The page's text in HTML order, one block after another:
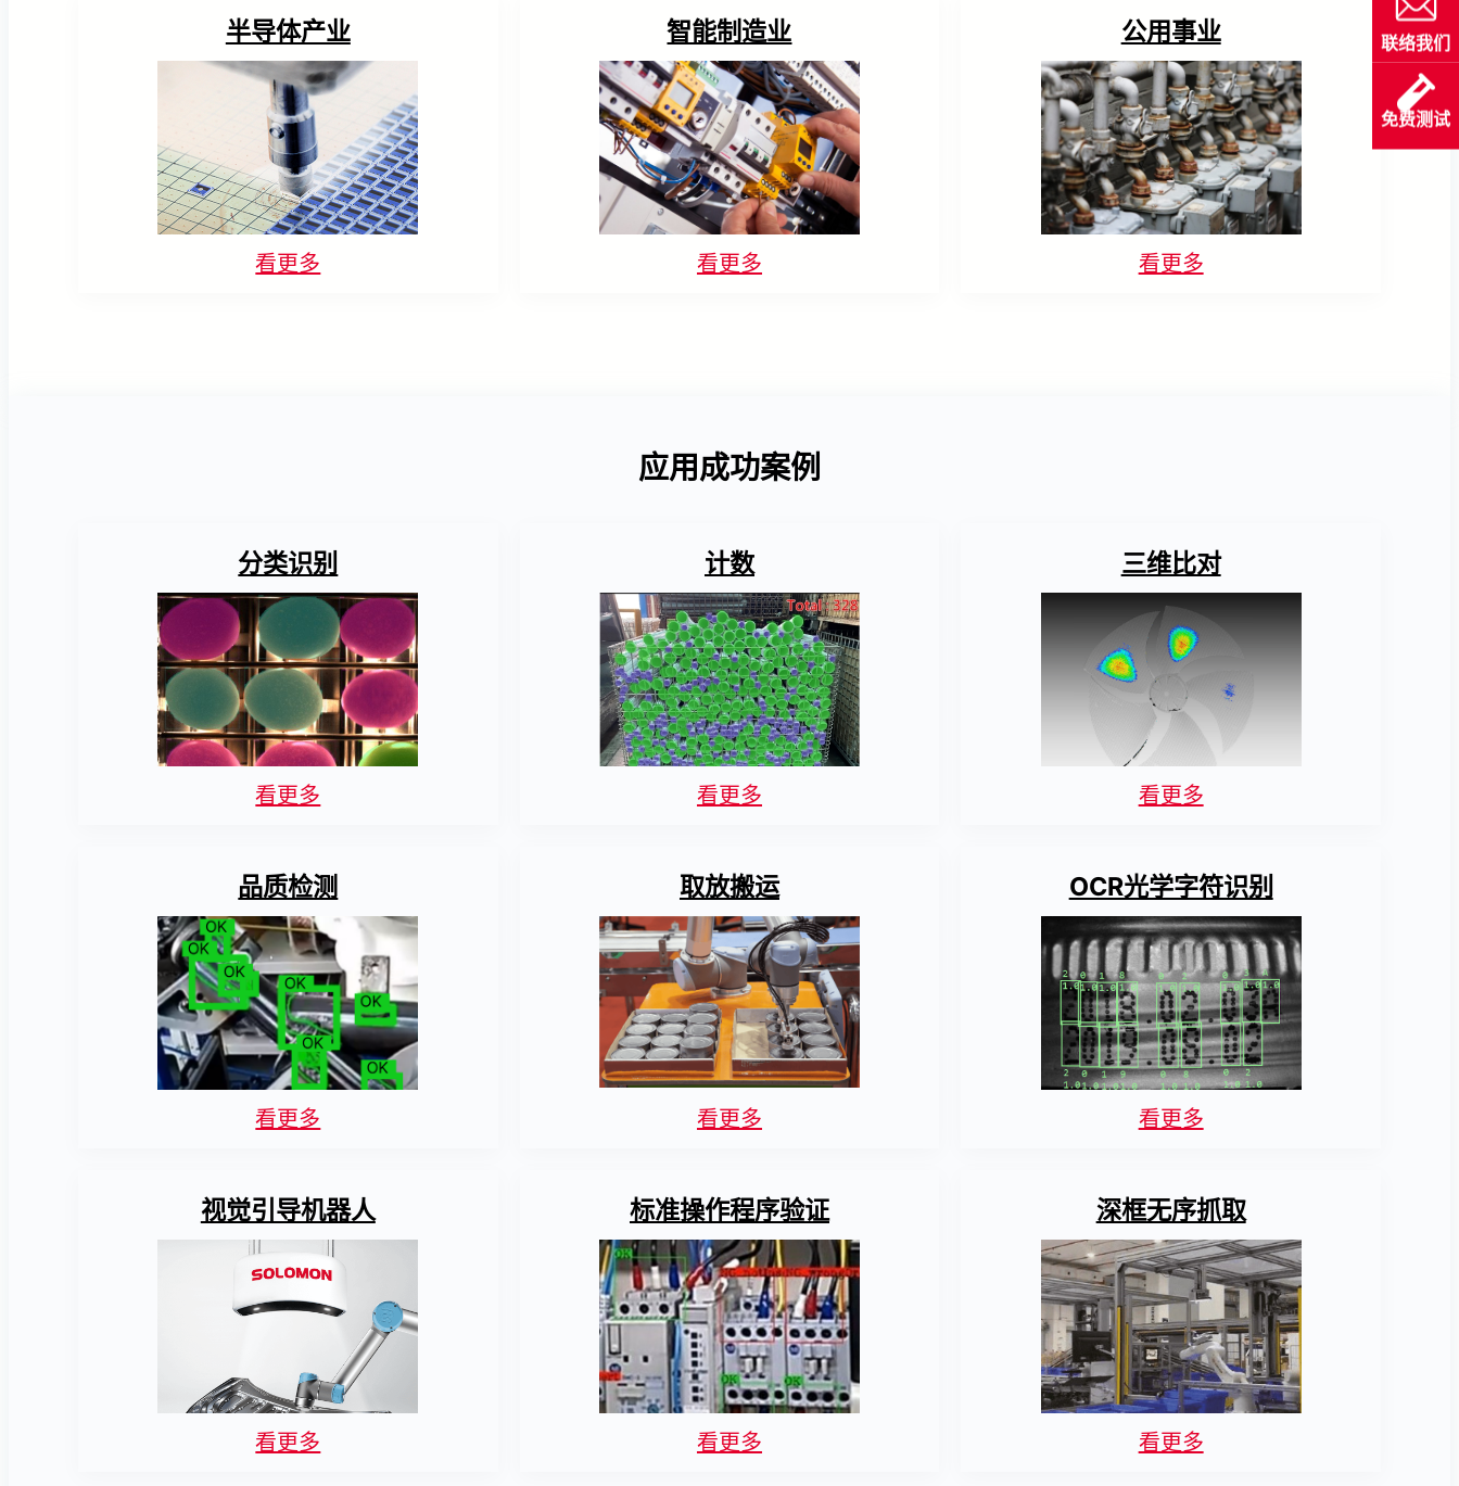
半导体产业
看更多
智能制造业
看更多
公用事业
看更多
应用成功案例
分类识别
看更多
计数
看更多
三维比对
看更多
品质检测
看更多
取放搬运
看更多
OCR光学字符识别
看更多
视觉引导机器人
看更多
标准操作程序验证
看更多
深框无序抓取
看更多
联络我们
免费测试